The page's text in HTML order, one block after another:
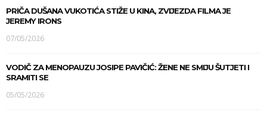
PRIČA DUŠANA VUKOTIĆA STIŽE U KINA, ZVIJEZDA FILMA JE
JEREMY IRONS
07/05/2026
VODIČ ZA MENOPAUZU JOSIPE PAVIČIĆ: ŽENE NE SMIJU ŠUTJETI I
SRAMITI SE
05/05/2026